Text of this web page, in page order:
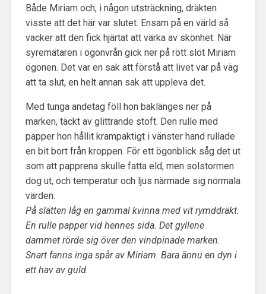
Både Miriam och, i någon utsträckning, dräkten
visste att det här var slutet. Ensam på en värld så
vacker att den fick hjärtat att värka av skönhet. När
syremätaren i ögonvrån gick ner på rött slöt Miriam
ögonen. Det var en sak att förstå att livet var på väg
att ta slut, en helt annan sak att uppleva det.
Med tunga andetag föll hon baklänges ner på
marken, täckt av glittrande stoft. Den rulle med
papper hon hållit krampaktigt i vänster hand rullade
en bit bort från kroppen. För ett ögonblick såg det ut
som att papprena skulle fatta eld, men solstormen
dog ut, och temperatur och ljus närmade sig normala
värden.
På slätten låg en gammal kvinna med vit rymddräkt.
En rulle papper vid hennes sida. Det gyllene
dammet rörde sig över den vindpinade marken.
Snart fanns inga spår av Miriam. Bara ännu en dyn i
ett hav av guld.